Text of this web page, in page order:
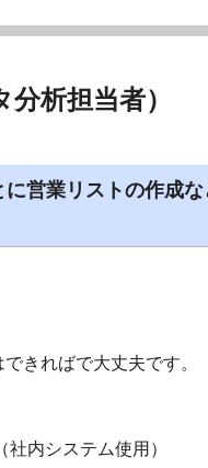
析担当者）
営業リストの作成
きればで大丈夫です。
内システム使用）